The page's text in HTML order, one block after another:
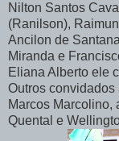
Nilton Santos
(Ranilson),
Ancilon de
Miranda e
Eliana Alberto ele
Outros
Marcos Marcolino,
Quental e